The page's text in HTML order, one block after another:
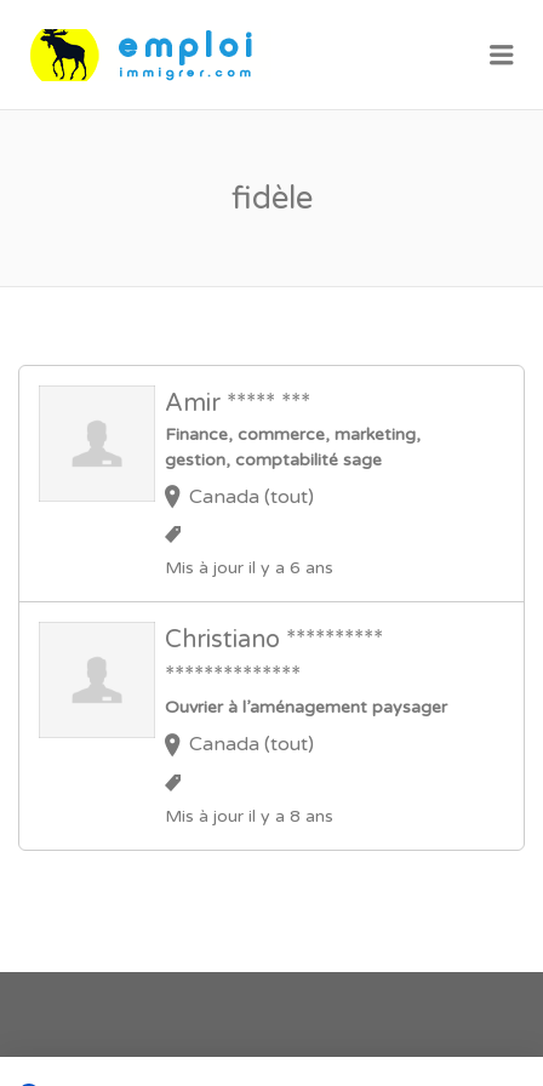
fidèle
Amir ***** ***
Finance, commerce, marketing,
gestion, comptabilité sage
Canada (tout)
Mis à jour il y a 6 ans
Christiano **********
**************
Ouvrier à l’aménagement paysager
Canada (tout)
Mis à jour il y a 8 ans